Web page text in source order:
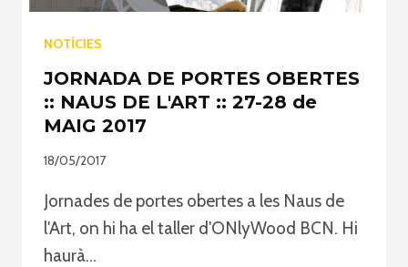
NOTÍCIES
JORNADA DE PORTES OBERTES
:: NAUS DE L'ART :: 27-28 de
MAIG 2017
18/05/2017
Jornades de portes obertes a les Naus de
l'Art, on hi ha el taller d'ONlyWood BCN. Hi
haurà…